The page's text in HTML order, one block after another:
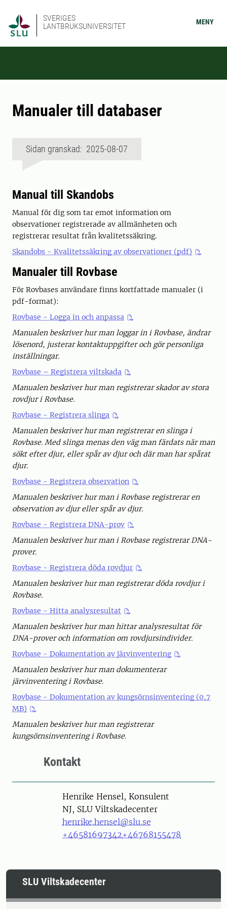
SVERIGES
LANTBRUKSUNIVERSITET
MENY
Manualer till databaser
Sidan granskad: 2025-08-07
Manual till Skandobs
Manual för dig som tar emot information om
observationer registrerade av allmänheten och
registrerar resultat från kvalitetssäkring.
Skandobs - Kvalitetssäkring av observationer (pdf)
Manualer till Rovbase
För Rovbases användare finns kortfattade manualer (i
pdf-format):
Rovbase - Logga in och anpassa
Manualen beskriver hur man loggar in i Rovbase, ändrar
lösenord, justerar kontaktuppgifter och gör personliga
inställningar.
Rovbase – Registrera viltskada
Manualen beskriver hur man registrerar skador av stora
rovdjur i Rovbase.
Rovbase - Registrera slinga
Manualen beskriver hur man registrerar en slinga i
Rovbase. Med slinga menas den väg man färdats när man
sökt efter djur, eller spår av djur och där man har spårat
djur.
Rovbase - Registrera observation
Manualen beskriver hur man i Rovbase registrerar en
observation av djur eller spår av djur.
Rovbase - Registrera DNA-prov
Manualen beskriver hur man i Rovbase registrerar DNA-
prover.
Rovbase - Registrera döda rovdjur
Manualen beskriver hur man registrerar döda rovdjur i
Rovbase.
Rovbase - Hitta analysresultat
Manualen beskriver hur man hittar analysresultat för
DNA-prover och information om rovdjursindivider.
Rovbase - Dokumentation av järvinventering
Manualen beskriver hur man dokumenterar
järvinventering i Rovbase.
Rovbase - Dokumentation av kungsörnsinventering (0,7
MB)
Manualen beskriver hur man registrerar
kungsörnsinventering i Rovbase.
Kontakt
PersonHenrike Hensel, Konsulent
NJ, SLU Viltskadecenter
henrike.hensel@slu.se
+46581697342+46768155478
SLU Viltskadecenter